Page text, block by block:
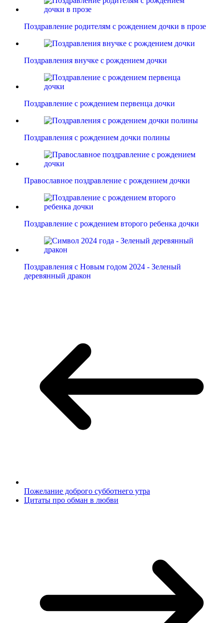
Поздравление родителям с рождением дочки в прозе
Поздравления внучке с рождением дочки
Поздравление с рождением первенца дочки
Поздравления с рождением дочки полины
Православное поздравление с рождением дочки
Поздравление с рождением второго ребенка дочки
Поздравления с Новым годом 2024 - Зеленый
деревянный дракон
Пожелание доброго субботнего утра
Цитаты про обман в любви